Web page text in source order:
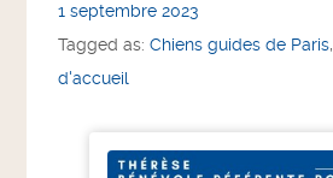
1 septembre 2023
Tagged as:Chiens guides de Paris,
d'accueil